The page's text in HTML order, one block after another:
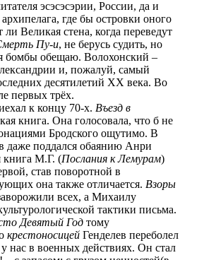
эсэсэсэрии, России, да и
где бы островки оного
Великая стена, когда переведут
Пу-и, не берусь судить, но
бомбы обещаю. Волохонский –
и, пожалуй, самый
десятилетий ХХ века. Во
первых трёх.
к концу 70-х. Въезд в
книга. Она голосовала, что б не
Бродского ощутимо. В
даже поддался обаянию Анри
книга М.Г. (Послания к Лемурам)
став поворотной в
она также отличается. Взоры
всех, а Михаилу
тактики письма.
Девятый Год тому
крестоносицей Генделев переболел
нас в военных действиях. Он стал